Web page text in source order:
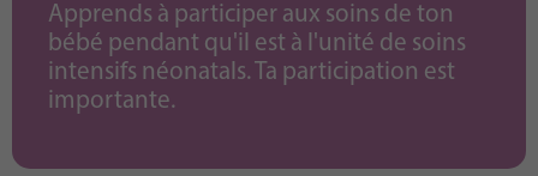
Apprends à participer aux soins de ton
bébé pendant qu'il est à l'unité de soins
intensifs néonatals. Ta participation est
importante.